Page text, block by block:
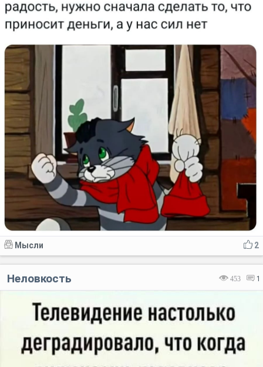
2
Мысли
453 1
Неловкость